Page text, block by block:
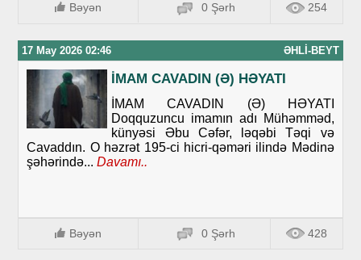
Bəyən 0 Şərh 254
17 May 2026 02:46 ƏHLI-BEYT
İMAM CAVADIN (Ə) HƏYATI
İMAM CAVADIN (Ə) HƏYATI
Doqquzuncu imamın adı Mühəmməd,
künyəsi Əbu Cəfər, ləqəbi Təqi və
Cavaddın. O həzrət 195-ci hicri-qəməri ilində Mədinə
şəhərində... Davamı..
Bəyən 0 Şərh 428